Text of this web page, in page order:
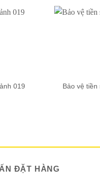
019 Bảo vệ tiền
ĐẶT HÀNG